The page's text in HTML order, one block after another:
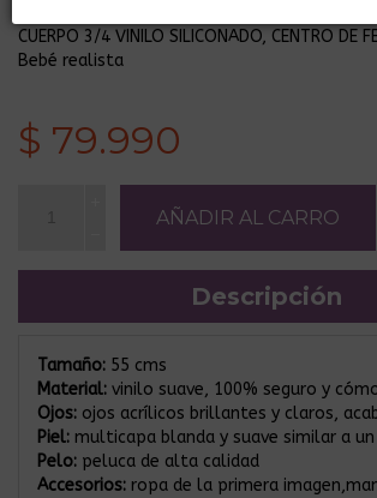
CUERPO 3/4 VINILO SILICONADO, CENTRO DE
Bebé realista
$ 79.990
Descripción
Tamaño: 55 cms
Material: vinilo suave, 100% seguro y
Ojos: ojos acrílicos brillantes y claros,
Piel: multicapa blanda y suave similar a
Pelo: peluca de alta calidad
Accesorios: ropa de la primera